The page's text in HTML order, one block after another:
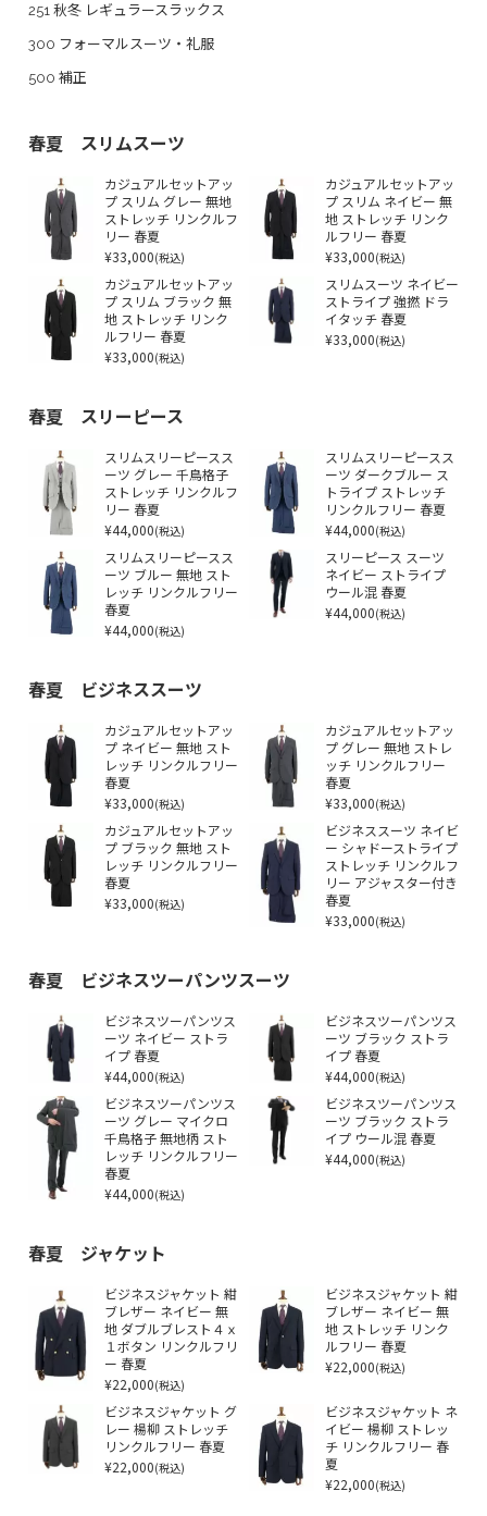
251 秋冬 レギュラースラックス
300 フォーマルスーツ・礼服
500 補正
春夏 スリムスーツ
カジュアルセットアッ
プ スリム グレー 無地
ストレッチ リンクルフ
リー 春夏
¥33,000(税込)
カジュアルセットアッ
プ スリム ネイビー 無
地 ストレッチ リンク
ルフリー 春夏
¥33,000(税込)
カジュアルセットアッ
プ スリム ブラック 無
地 ストレッチ リンク
ルフリー 春夏
¥33,000(税込)
スリムスーツ ネイビー
ストライプ 強撚 ドラ
イタッチ 春夏
¥33,000(税込)
春夏 スリーピース
スリムスリーピースス
ーツ グレー 千鳥格子
ストレッチ リンクルフ
リー 春夏
¥44,000(税込)
スリムスリーピースス
ーツ ダークブルー ス
トライプ ストレッチ
リンクルフリー 春夏
¥44,000(税込)
スリムスリーピースス
ーツ ブルー 無地 スト
レッチ リンクルフリー
春夏
¥44,000(税込)
スリーピース スーツ
ネイビー ストライプ
ウール混 春夏
¥44,000(税込)
春夏 ビジネススーツ
カジュアルセットアッ
プ ネイビー 無地 スト
レッチ リンクルフリー
春夏
¥33,000(税込)
カジュアルセットアッ
プ グレー 無地 ストレ
ッチ リンクルフリー
春夏
¥33,000(税込)
カジュアルセットアッ
プ ブラック 無地 スト
レッチ リンクルフリー
春夏
¥33,000(税込)
ビジネススーツ ネイビ
ー シャドーストライプ
ストレッチ リンクルフ
リー アジャスター付き
春夏
¥33,000(税込)
春夏 ビジネスツーパンツスーツ
ビジネスツーパンツス
ーツ ネイビー ストラ
イプ 春夏
¥44,000(税込)
ビジネスツーパンツス
ーツ ブラック ストラ
イプ 春夏
¥44,000(税込)
ビジネスツーパンツス
ーツ グレー マイクロ
千鳥格子 無地柄 スト
レッチ リンクルフリー
春夏
¥44,000(税込)
ビジネスツーパンツス
ーツ ブラック ストラ
イプ ウール混 春夏
¥44,000(税込)
春夏 ジャケット
ビジネスジャケット 紺
ブレザー ネイビー 無
地 ダブルブレスト４ｘ
１ボタン リンクルフリ
ー 春夏
¥22,000(税込)
ビジネスジャケット 紺
ブレザー ネイビー 無
地 ストレッチ リンク
ルフリー 春夏
¥22,000(税込)
ビジネスジャケット グ
レー 楊柳 ストレッチ
リンクルフリー 春夏
¥22,000(税込)
ビジネスジャケット ネ
イビー 楊柳 ストレッ
チ リンクルフリー 春
夏
¥22,000(税込)